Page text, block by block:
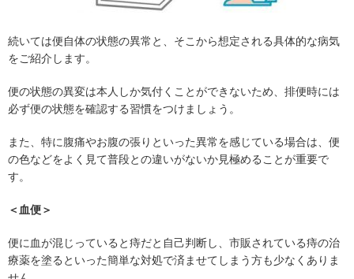
続いては便自体の状態の異常と、そこから想定される具体的な病気
をご紹介します。
便の状態の異変は本人しか気付くことができないため、排便時には
必ず便の状態を確認する習慣をつけましょう。
また、特に腹痛やお腹の張りといった異常を感じている場合は、便
の色などをよく見て普段との違いがないか見極めることが重要で
す。
＜血便＞
便に血が混じっていると痔だと自己判断し、市販されている痔の治
療薬を塗るといった簡単な対処で済ませてしまう方も少なくありま